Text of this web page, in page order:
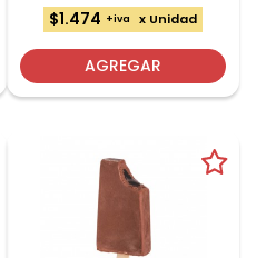
$1.474 +iva x Unidad
AGREGAR